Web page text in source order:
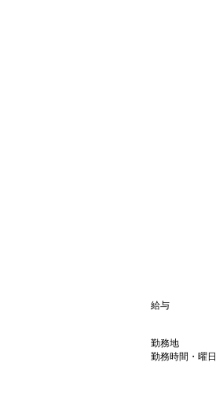
給与
勤務地
勤務時間・曜日